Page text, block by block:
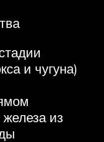
и чугуна)
из